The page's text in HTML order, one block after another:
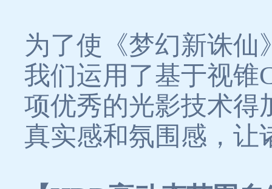
为了使《梦幻新诛仙
我们运用了基于视锥
项优秀的光影技术得
真实感和氛围感，让